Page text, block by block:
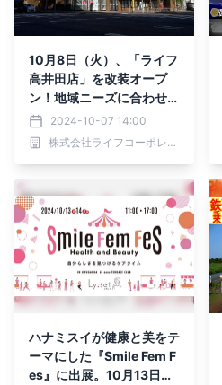
10月8日（火）、「ライフ
高井田店」を改装オープ
ン！地域ニーズに合わせて
品ぞろえを充実させ、これ
から先も愛され続けるお店
へ！
2024-10-07 14:00
株式会社ライフコーポレーション
ハナミスイが健康と美をテ
ーマにした『Smile Fem F
es』に出展。10月13日